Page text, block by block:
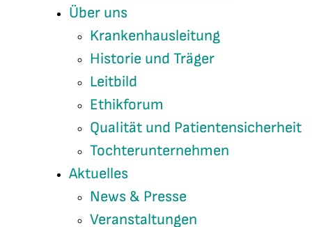
Über uns
Krankenhausleitung
Historie und Träger
Leitbild
Ethikforum
Qualität und Patientensicherheit
Tochterunternehmen
Aktuelles
News & Presse
Veranstaltungen